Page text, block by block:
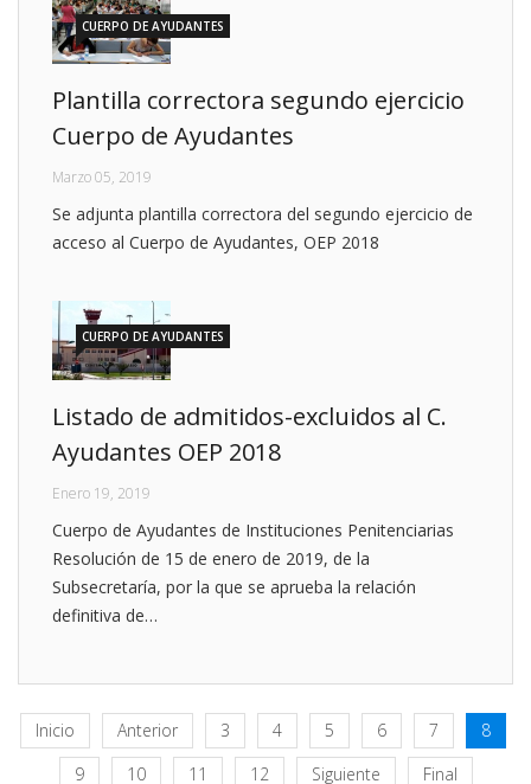
CUERPO DE AYUDANTES
Plantilla correctora segundo ejercicio
Cuerpo de Ayudantes
Marzo 05, 2019
Se adjunta plantilla correctora del segundo ejercicio de
acceso al Cuerpo de Ayudantes, OEP 2018
CUERPO DE AYUDANTES
Listado de admitidos-excluidos al C.
Ayudantes OEP 2018
Enero 19, 2019
Cuerpo de Ayudantes de Instituciones Penitenciarias
Resolución de 15 de enero de 2019, de la
Subsecretaría, por la que se aprueba la relación
definitiva de…
Inicio Anterior 3 4 5 6 7
8
9
10 11 12 Siguiente
Final